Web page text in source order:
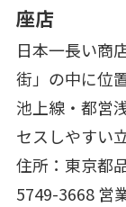
座店
日本一長い商
街」の中に位
池上線・都営
セスしやすい
住所：東京都
5749-3668 営